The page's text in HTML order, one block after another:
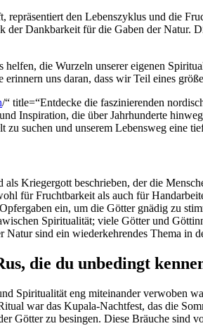
den⁣ Lebenszyklus und ⁢die
der Dankbarkeit für die Gaben der Natur.
die Wurzeln unserer eigenen
erinnern⁤ uns daran, dass‌ wir Teil eines
/“ title=“Entdecke die faszinierenden
Inspiration, die über Jahrhunderte
zu suchen und unserem Lebensweg eine
Kriegergott beschrieben, der die​
für Fruchtbarkeit als auch für
ein, um die Götter gnädig zu
Spiritualität; viele Götter und
sind ein wiederkehrendes Thema ​in
die ⁣du unbedingt
Spiritualität eng miteinander ⁤verwoben
war ⁢das Kupala-Nachtfest, das die
Götter zu besingen. Diese Bräuche sind